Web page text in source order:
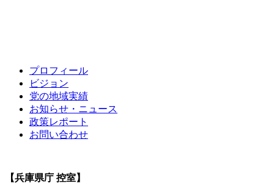
プロフィール
ビジョン
党の地域実績
お知らせ・ニュース
政策レポート
お問い合わせ
【兵庫県庁 控室】